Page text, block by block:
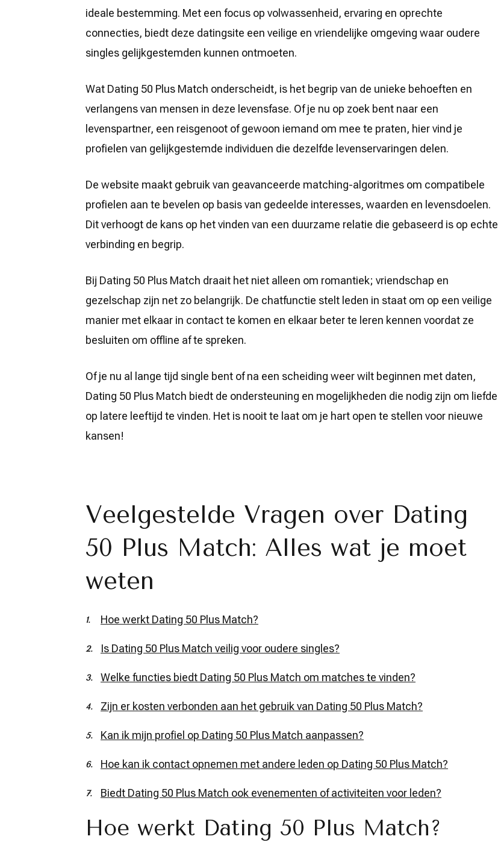
ideale bestemming. Met een focus op volwassenheid, ervaring en oprechte
connecties, biedt deze datingsite een veilige en vriendelijke omgeving waar oudere
singles gelijkgestemden kunnen ontmoeten.
Wat Dating 50 Plus Match onderscheidt, is het begrip van de unieke behoeften en
verlangens van mensen in deze levensfase. Of je nu op zoek bent naar een
levenspartner, een reisgenoot of gewoon iemand om mee te praten, hier vind je
profielen van gelijkgestemde individuen die dezelfde levenservaringen delen.
De website maakt gebruik van geavanceerde matching-algoritmes om compatibele
profielen aan te bevelen op basis van gedeelde interesses, waarden en levensdoelen.
Dit verhoogt de kans op het vinden van een duurzame relatie die gebaseerd is op echte
verbinding en begrip.
Bij Dating 50 Plus Match draait het niet alleen om romantiek; vriendschap en
gezelschap zijn net zo belangrijk. De chatfunctie stelt leden in staat om op een veilige
manier met elkaar in contact te komen en elkaar beter te leren kennen voordat ze
besluiten om offline af te spreken.
Of je nu al lange tijd single bent of na een scheiding weer wilt beginnen met daten,
Dating 50 Plus Match biedt de ondersteuning en mogelijkheden die nodig zijn om liefde
op latere leeftijd te vinden. Het is nooit te laat om je hart open te stellen voor nieuwe
kansen!
Veelgestelde Vragen over Dating
50 Plus Match: Alles wat je moet
weten
Hoe werkt Dating 50 Plus Match?
Is Dating 50 Plus Match veilig voor oudere singles?
Welke functies biedt Dating 50 Plus Match om matches te vinden?
Zijn er kosten verbonden aan het gebruik van Dating 50 Plus Match?
Kan ik mijn profiel op Dating 50 Plus Match aanpassen?
Hoe kan ik contact opnemen met andere leden op Dating 50 Plus Match?
Biedt Dating 50 Plus Match ook evenementen of activiteiten voor leden?
Hoe werkt Dating 50 Plus Match?